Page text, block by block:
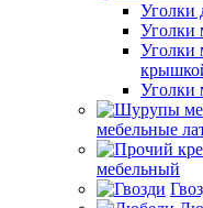
Уголки
Уголки
Уголки
Уголки
мебельные
мебельный